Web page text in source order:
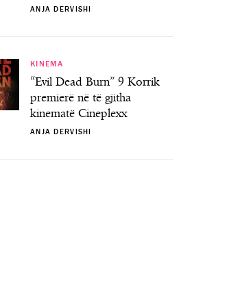
ANJA DERVISHI
KINEMA
“Evil Dead Burn” 9 Korrik
premierë në të gjitha
kinematë Cineplexx
ANJA DERVISHI